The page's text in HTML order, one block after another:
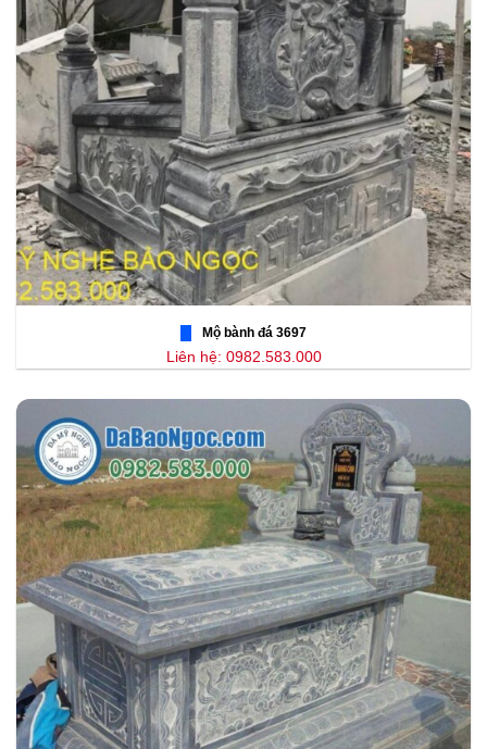
Mộ bành đá 3697
Liên hệ: 0982.583.000